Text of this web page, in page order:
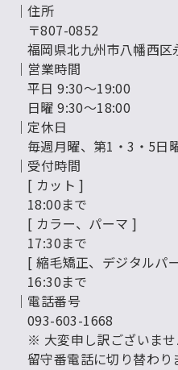
│住所
〒807-0852
福岡県北九州市八幡西
│営業時間
平日 9:30～19:00
日曜 9:30～18:00
│定休日
毎週月曜、第1・3・5日
│受付時間
[ カット ]
18:00まで
[ カラー、パーマ ]
17:30まで
[ 縮毛矯正、デジタルパ
16:30まで
│電話番号
093-603-1668
※ 大変申し訳ございま
留守番電話に切り替わり